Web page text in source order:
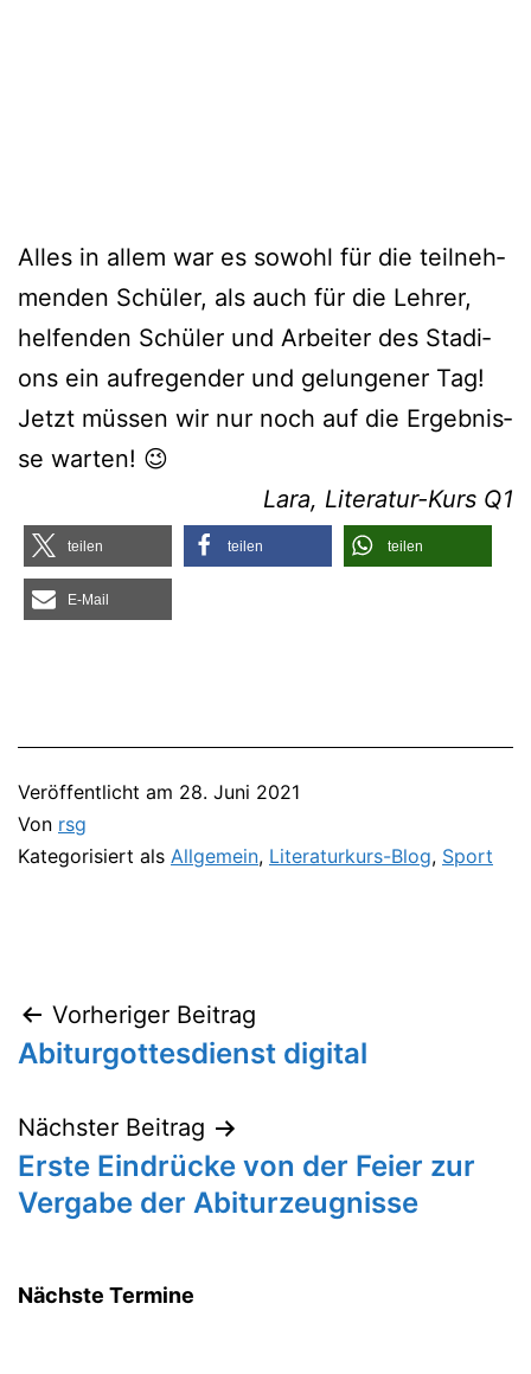
Alles in allem war es sowohl für die teil­neh­
men­den Schü­ler, als auch für die Leh­rer,
hel­fen­den Schü­ler und Arbei­ter des Sta­di­
ons ein auf­re­gen­der und gelun­ge­ner Tag!
Jetzt müs­sen wir nur noch auf die Ergeb­nis­
se warten! 😉
Lara, Lite­ra­tur-Kurs Q1
tei­len tei­len tei­len
E‑Mail
Veröffentlicht am 28. Juni 2021
Von rsg
Kategorisiert als Allgemein, Literaturkurs-Blog, Sport
Beitragsnavigation
Vorheriger Beitrag
Abiturgottesdienst digital
Nächster Beitrag
Erste Eindrücke von der Feier zur
Vergabe der Abiturzeugnisse
Nächste Termine